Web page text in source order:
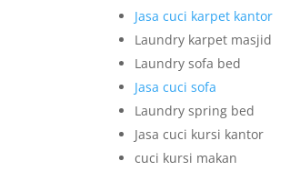
Jasa cuci karpet kantor
Laundry karpet masjid
Laundry sofa bed
Jasa cuci sofa
Laundry spring bed
Jasa cuci kursi kantor
cuci kursi makan